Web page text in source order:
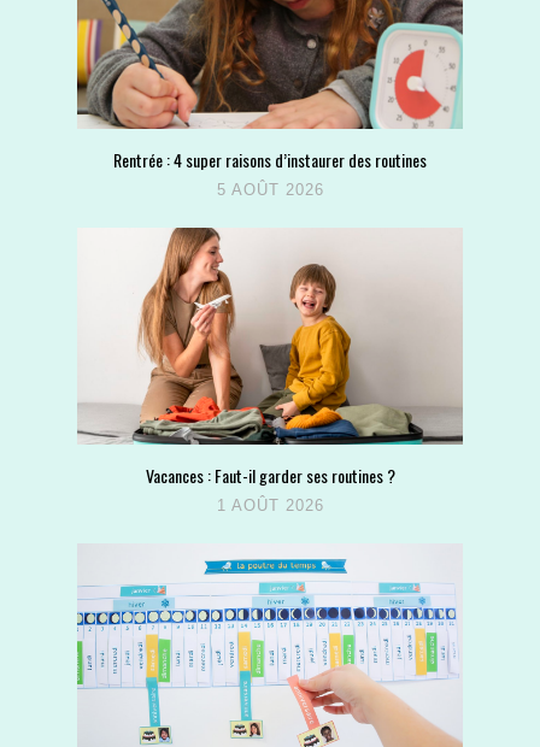
Rentrée : 4 super raisons d’instaurer des routines
5 AOÛT 2026
Vacances : Faut-il garder ses routines ?
1 AOÛT 2026